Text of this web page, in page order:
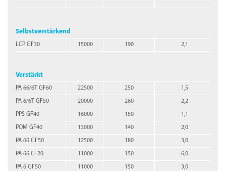
Selbstverstärkend
LCP GF30 15000 190 2,1
Verstärkt
PA 66/6T GF60 22500 250 1,5
PA 6/6T GF50 20000 260 2,2
PPS GF40 16000 150 1,1
POM GF40 13000 140 2,0
PA 66 GF50 12500 180 3,0
PA 66 CF20 11000 150 6,0
PA 6 GF50 11000 150 3,0